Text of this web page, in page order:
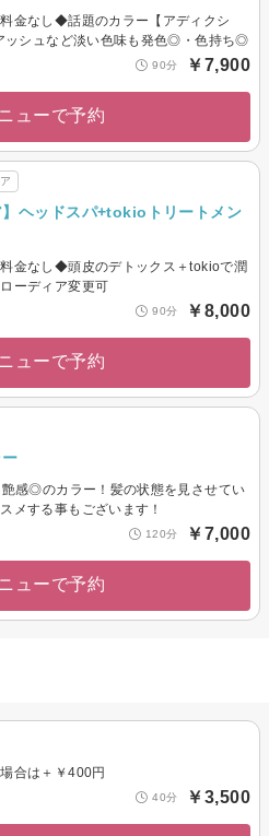
金なし◆話題のカラー【アディクシ
ッシュなど淡い色味も発色◎・色持ち◎
90分 ￥7,900
ューで予約
】ヘッドスパ+tokioトリートメン
金なし◆頭皮のデトックス＋tokioで潤
ーディア変更可
90分 ￥8,000
ューで予約
感◎のカラー！髪の状態を見させてい
メする事もございます！
120分 ￥7,000
ューで予約
合は＋￥400円
40分 ￥3,500